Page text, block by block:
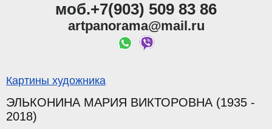
моб.+7(903) 509 83 86
artpanorama@mail.ru
Картины художника
ЭЛЬКОНИНА МАРИЯ ВИКТОРОВНА (1935 -
2018)